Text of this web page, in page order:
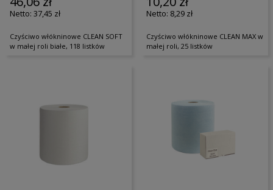
37,45 zł
Czyściwo włókninowe CLEAN SOFT
w małej roli białe, 118 listków
8,29 zł
Czyściwo włókninowe CLEAN MAX w
małej roli, 25 listków